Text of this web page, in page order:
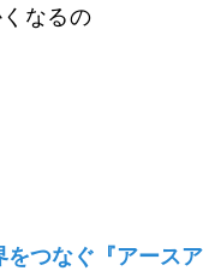
なるの
をつなぐ『アース